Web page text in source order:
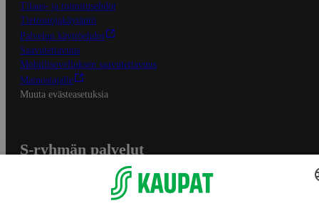
Tilaus- ja toimitusehdot
Tietosuojakäytäntö
Palvelun käyttöehdot
Saavutettavuus
Mobiilisovelluksen saavutettavuus
Mainostajalle
Muuta evästeasetuksia
S-ryhmän palvelut